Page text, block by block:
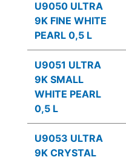
U9050 ULTRA
9K FINE WHITE
PEARL 0,5 L
U9051 ULTRA
9K SMALL
WHITE PEARL
0,5 L
U9053 ULTRA
9K CRYSTAL